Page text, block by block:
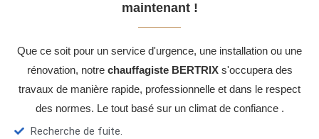
maintenant !
Que ce soit pour un service d'urgence, une installation ou une
rénovation, notre chauffagiste BERTRIXs'occupera des
travaux de manière rapide, professionnelle et dans le respect
des normes. Le tout basé sur un climat de confiance .
Recherche de fuite.